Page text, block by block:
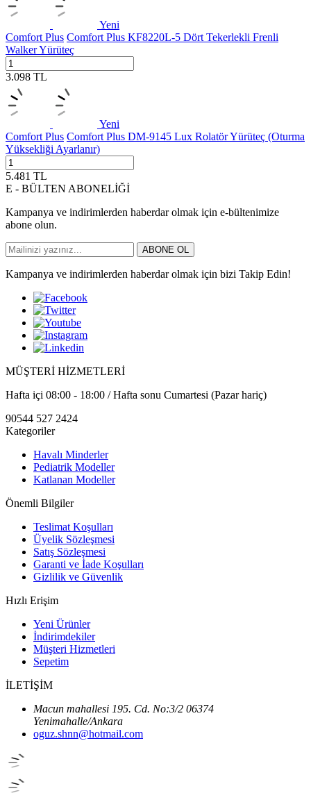
Yeni
Comfort Plus Comfort Plus KF8220L-5 Dört Tekerlekli Frenli
Walker Yürüteç
3.098 TL
Yeni
Comfort Plus Comfort Plus DM-9145 Lux Rolatör Yürüteç (Oturma
Yüksekliği Ayarlanır)
5.481 TL
E - BÜLTEN ABONELİĞİ
Kampanya ve indirimlerden haberdar olmak için e-bültenimize
abone olun.
ABONE OL
Kampanya ve indirimlerden haberdar olmak için bizi Takip Edin!
MÜŞTERİ HİZMETLERİ
Hafta içi 08:00 - 18:00 / Hafta sonu Cumartesi (Pazar hariç)
90544 527 2424
Kategoriler
Havalı Minderler
Pediatrik Modeller
Katlanan Modeller
Önemli Bilgiler
Teslimat Koşulları
Üyelik Sözleşmesi
Satış Sözleşmesi
Garanti ve İade Koşulları
Gizlilik ve Güvenlik
Hızlı Erişim
Yeni Ürünler
İndirimdekiler
Müşteri Hizmetleri
Sepetim
İLETİŞİM
Macun mahallesi 195. Cd. No:3/2 06374
Yenimahalle/Ankara
oguz.shnn@hotmail.com